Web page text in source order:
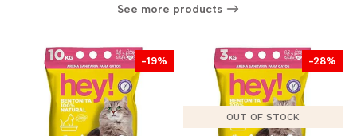
See more products
-19% -28%
OUT OF STOCK